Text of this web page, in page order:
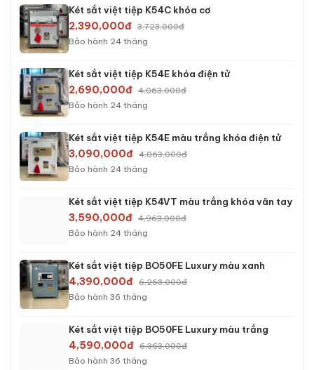
Két sắt việt tiệp K54C khóa cơ
2,390,000đ 3,723,000đ
Bảo hành 24 tháng
Két sắt việt tiệp K54E khóa điện tử
2,690,000đ 4,063,000đ
Bảo hành 24 tháng
Két sắt việt tiệp K54E màu trắng khóa điện tử
3,090,000đ 4,063,000đ
Bảo hành 24 tháng
Két sắt việt tiệp K54VT màu trắng khóa vân tay
3,590,000đ 4,963,000đ
Bảo hành 24 tháng
Két sắt việt tiệp BO50FE Luxury màu xanh
4,390,000đ 6,263,000đ
Bảo hành 36 tháng
Két sắt việt tiệp BO50FE Luxury màu trắng
4,590,000đ 6,363,000đ
Bảo hành 36 tháng